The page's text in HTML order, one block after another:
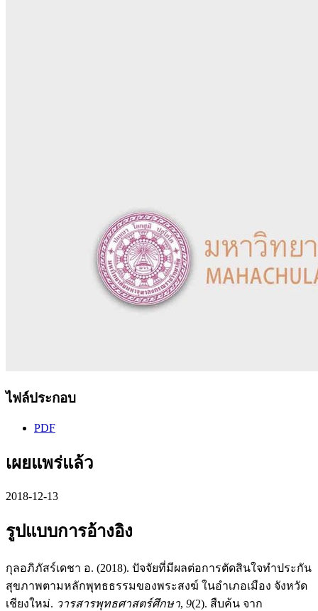
ไฟล์ประกอบ
PDF
เผยแพร่แล้ว
2018-12-13
รูปแบบการอ้างอิง
กุลอภิภัสร์เดชา อ. (2018). ปัจจัยที่มีผลต่อการตัดสินใจทำประกัน
สุขภาพตามหลักพุทธธรรมของพระสงฆ์ ในอำเภอเมือง จังหวัด
เชียงใหม่. วารสารพุทธศาสตร์ศึกษา, 9(2). สืบค้น จาก